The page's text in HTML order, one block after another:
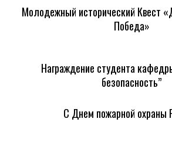
Молодежный исторический Квест
Победа»
Награждение студента
безопасность”
С Днем пожарной охраны